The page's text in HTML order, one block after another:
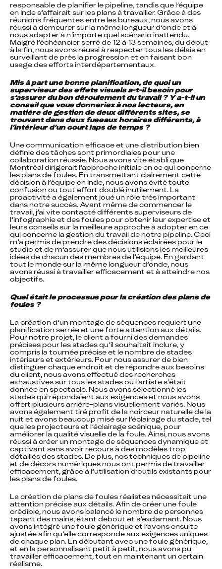
responsable de planifier le pipeline, tandis que l’équipe
en Inde s’affairait sur les plans à travailler. Grâce à des
réunions fréquentes entre les bureaux, nous avons
réussi à demeurer sur la même longueur d’onde et à
nous adapter à n’importe quel scénario inattendu.
Malgré l’échéancier serré de 12 à 13 semaines, du début
à la fin, nous avons réussi à respecter tous les délais en
surveillant de près la progression et en faisant bon
usage des efforts interdépartementaux.
Mis à part une bonne planification, de quoi un
superviseur des effets visuels a-t-il besoin pour
s’assurer du bon déroulement du travail ? Y a-t-il un
conseil que vous donneriez à nos lecteurs, en
matière de gestion de deux différents sites, se
trouvant dans deux fuseaux horaires différents, à
l’intérieur d’un court laps de temps ?
Une communication efficace et une distribution bien
définie des tâches sont primordiales pour une
collaboration réussie. Nous avons vite établi que
Montréal dirigerait l’approche initiale en ce qui concerne
les plans de foules. En transmettant clairement cette
décision à l’équipe en Inde, nous avons évité toute
confusion ou tout effort doublé inutilement. La
proactivité a également joué un rôle très important
dans notre succès. Avant même de commencer le
travail, j’ai vite contacté différents superviseurs de
l’infographie et des foules pour obtenir leur expertise et
leurs conseils sur la meilleure approche à adopter en ce
qui concerne la gestion du travail de notre pipeline. Ceci
m’a permis de prendre des décisions éclairées pour le
studio et de m’assurer que nous utilisions les meilleures
idées de chacun des membres de l’équipe. En gardant
tout le monde sur la même longueur d’onde, nous
avons réussi à travailler efficacement et à atteindre nos
objectifs.
Quel était le processus pour la création des plans de
foules ?
La création d’un montage de séquences requiert une
planification serrée et une forte attention aux détails.
Pour notre projet, le client a fourni des demandes
précises pour les stades qu’il souhaitait inclure, y
compris la tournée précise et le nombre de stades
intérieurs et extérieurs. Pour nous assurer de bien
distinguer chaque endroit et de répondre aux besoins
du client, nous avons effectué des recherches
exhaustives sur tous les stades où l’artiste s’était
donnée en spectacle. Nous avons sélectionné les
stades qui répondaient aux exigences et nous avons
offert plusieurs arrière-plans visuellement variés. Nous
avons également tiré profit de la noirceur naturelle de la
nuit et avons beaucoup misé sur l’éclairage du stade, tel
que les projecteurs et l’éclairage scénique, pour
améliorer la qualité visuelle de la foule. Ainsi, nous avons
réussi à créer un montage de séquences dynamique et
captivant sans avoir recours à des modèles trop
détaillés des stades. De plus, nos techniques de pipeline
et de décors numériques nous ont permis de travailler
efficacement, grâce à l’utilisation d’outils existants pour
les plans de foules.
La création de plans de foules réalistes nécessitait une
attention précise aux détails. Afin de créer une foule
crédible, nous avons balancé le nombre de personnes
tapant des mains, étant debout et s’exclamant. Nous
avons intégré une foule générique et l’avons ensuite
ajustée afin qu’elle corresponde aux exigences uniques
de chaque plan. En débutant avec une foule générique,
et en la personnalisant petit à petit, nous avons pu
travailler efficacement, tout en maintenant un certain
réalisme.